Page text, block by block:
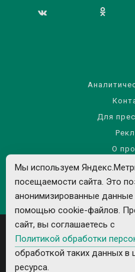
Для
О
Правила
Политика обработки
Мы используем
посещаемости сайта. Это
анонимизированные
помощью cookie-файлов.
сайт, вы соглашаетесь с
Политикой обработки
обработкой таких данных в
ресурса.